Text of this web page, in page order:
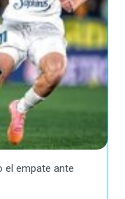
el empate ante